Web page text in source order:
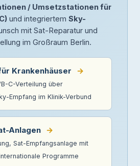
/ Umsetzstationen für
und integriertem Sky-
mit Sat-Reparatur und
im Großraum Berlin.
Krankenhäuser →
C-Verteilung über
Empfang im Klinik-Verbund
Anlagen →
Sat-Empfangsanlage mit
Programme